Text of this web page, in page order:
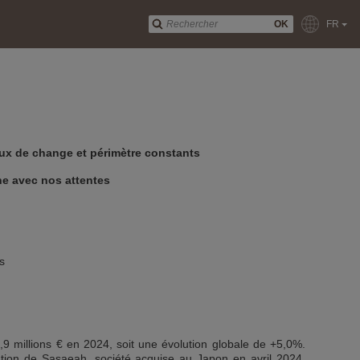
OK FR
de change et périmètre constants
avec nos attentes
millions € en 2024, soit une évolution globale de +5,0%.